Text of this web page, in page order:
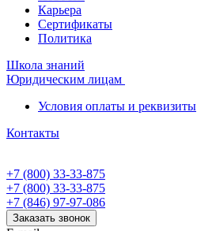
Карьера
Сертификаты
Политика
Школа знаний
Юридическим лицам
Условия оплаты и реквизиты
Контакты
+7 (800) 33-33-875
+7 (800) 33-33-875
+7 (846) 97-97-086
Заказать звонок